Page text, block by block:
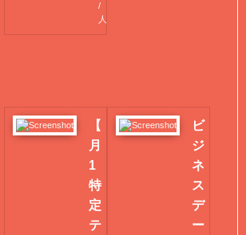
/
人
【
月
1
特
定
テ
ビ
ジ
ネ
ス
デ
ー